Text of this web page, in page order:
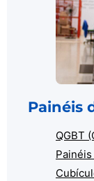
Painéis
QGBT